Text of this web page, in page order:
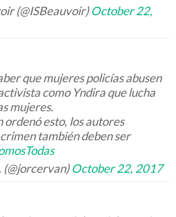
(@ISBeauvoir) October 22,
que mujeres policías abusen
como Yndira que lucha
mujeres.
ordenó esto, los autores
también deben ser
(@jorcervan) October 22, 2017